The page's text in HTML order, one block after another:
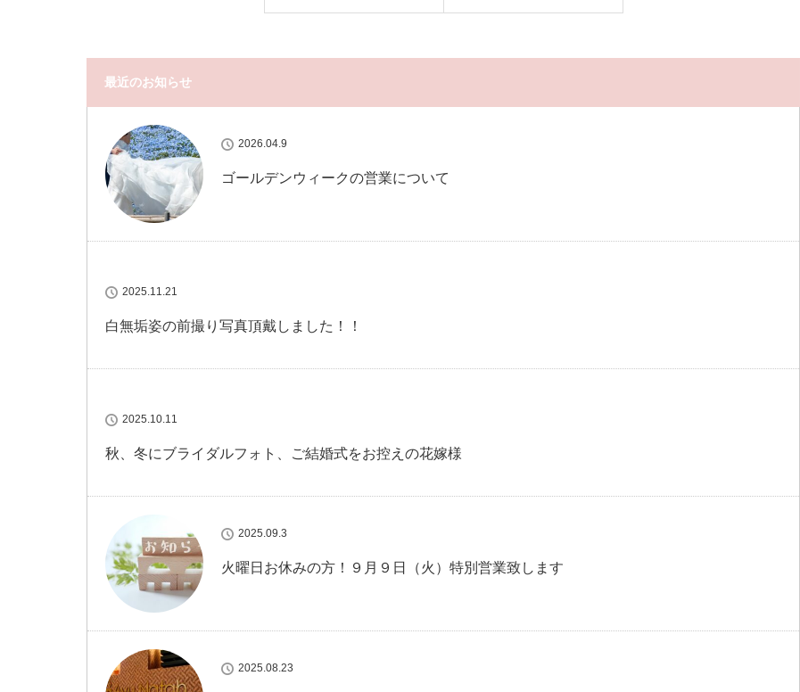
最近のお知らせ
2026.04.9
ゴールデンウィークの営業について
2025.11.21
白無垢姿の前撮り写真頂戴しました！！
2025.10.11
秋、冬にブライダルフォト、ご結婚式をお控えの花嫁様
2025.09.3
火曜日お休みの方！９月９日（火）特別営業致します
2025.08.23